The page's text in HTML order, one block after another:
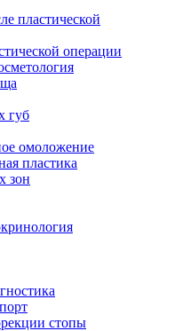
пластической
операции
губ
омоложение
пластика
зон
стопы